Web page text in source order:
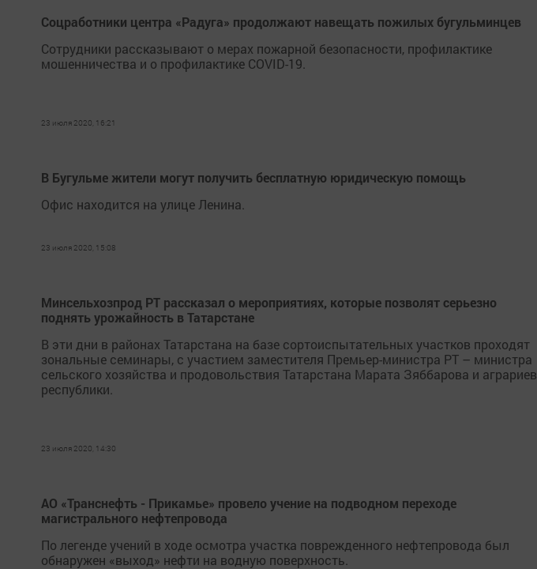
Соцработники центра «Радуга» продолжают навещать пожилых бугульминцев
Сотрудники рассказывают о мерах пожарной безопасности, профилактике
мошенничества и о профилактике COVID-19.
23 июля 2020, 16:21
В Бугульме жители могут получить бесплатную юридическую помощь
Офис находится на улице Ленина.
23 июля 2020, 15:08
Минсельхозпрод РТ рассказал о мероприятиях, которые позволят серьезно
поднять урожайность в Татарстане
В эти дни в районах Татарстана на базе сортоиспытательных участков проходят
зональные семинары, с участием заместителя Премьер-министра РТ – министра
сельского хозяйства и продовольствия Татарстана Марата Зяббарова и аграриев
республики.
23 июля 2020, 14:30
АО «Транснефть - Прикамье» провело учение на подводном переходе
магистрального нефтепровода
По легенде учений в ходе осмотра участка поврежденного нефтепровода был
обнаружен «выход» нефти на водную поверхность.